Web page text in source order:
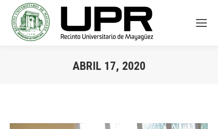
ABRIL 17, 2020